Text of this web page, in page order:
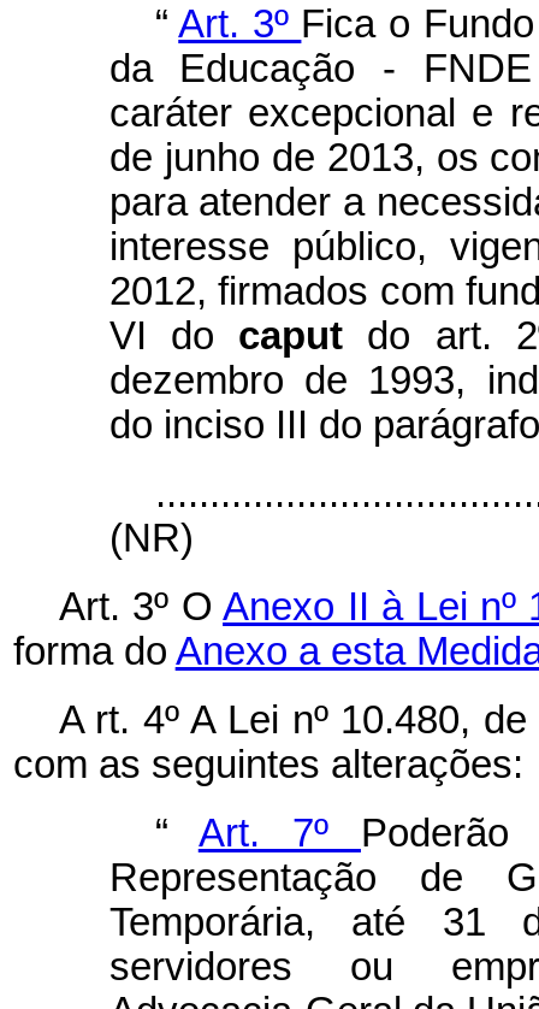
“Art. 3º Fica o
da Educação -
caráter excepcional e
de junho de 2013, os
para atender a
interesse público,
2012, firmados com
VI do caput do art.
dezembro de 1993,
do inciso III do
(NR)
Art. 3º OAnexo II à Lei
forma do Anexo a esta
A rt. 4º A Lei nº 10.480,
com as seguintes alterações:
“ Art. 7º
Representação de
Temporária, até 31
servidores ou